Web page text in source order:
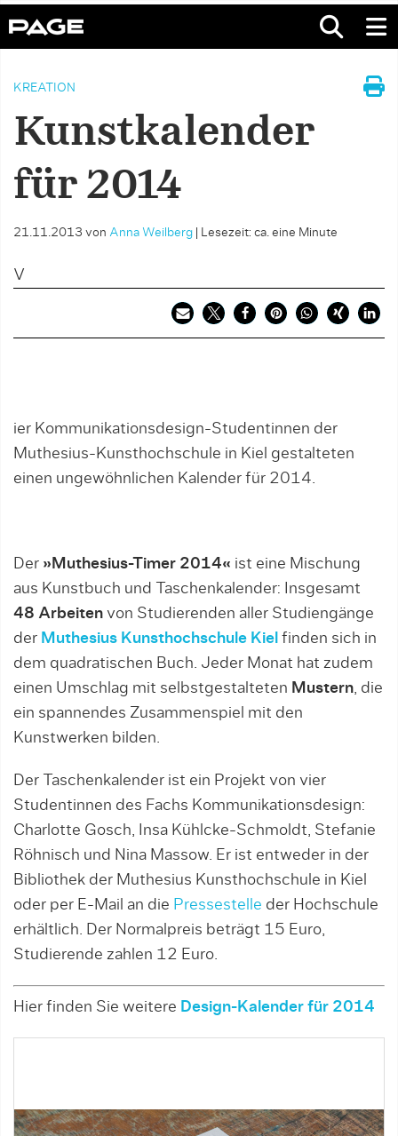
KREATION
Kunstkalender
für 2014
21.11.2013 von Anna Weilberg Lesezeit: ca. eine Minute
V
ier Kommunikationsdesign-Studentinnen der
Muthesius-Kunsthochschule in Kiel gestalteten
einen ungewöhnlichen Kalender für 2014.
Der »Muthesius-Timer 2014« ist eine Mischung
aus Kunstbuch und Taschenkalender: Insgesamt
48 Arbeiten von Studierenden aller Studiengänge
der Muthesius Kunsthochschule Kiel finden sich in
dem quadratischen Buch. Jeder Monat hat zudem
einen Umschlag mit selbstgestalteten Mustern, die
ein spannendes Zusammenspiel mit den
Kunstwerken bilden.
Der Taschenkalender ist ein Projekt von vier
Studentinnen des Fachs Kommunikationsdesign:
Charlotte Gosch, Insa Kühlcke-Schmoldt, Stefanie
Röhnisch und Nina Massow. Er ist entweder in der
Bibliothek der Muthesius Kunsthochschule in Kiel
oder per E-Mail an die Pressestelle der Hochschule
erhältlich. Der Normalpreis beträgt 15 Euro,
Studierende zahlen 12 Euro.
Hier finden Sie weitere Design-Kalender für 2014